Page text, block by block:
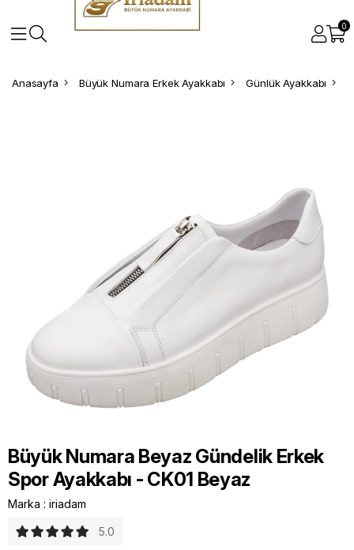
0
Anasayfa Büyük Numara Erkek Ayakkabı Günlük Ayakkabı
Büyük Numara Beyaz Gündelik Erkek
Spor Ayakkabı - CK01 Beyaz
Marka : iriadam
5.0